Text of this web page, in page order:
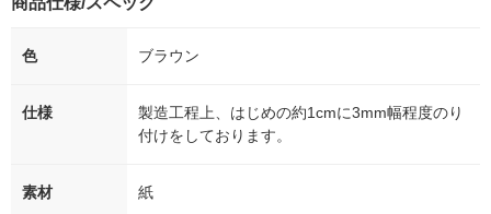
色 ブラウン
仕様
製造工程上、はじめの約1cmに3mm幅程度のり
付けをしております。
素材 紙